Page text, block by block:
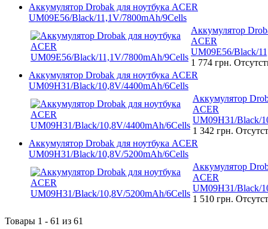
Аккумулятор Drobak для ноутбука ACER
UM09E56/Black/11,1V/7800mAh/9Cells
Аккумулятор
ACER
UM09E56/Black/
1 774 грн.
Аккумулятор Drobak для ноутбука ACER
UM09H31/Black/10,8V/4400mAh/6Cells
Аккумулятор
ACER
UM09H31/Black/
1 342 грн.
Аккумулятор Drobak для ноутбука ACER
UM09H31/Black/10,8V/5200mAh/6Cells
Аккумулятор
ACER
UM09H31/Black/
1 510 грн.
Товары 1 - 61 из 61